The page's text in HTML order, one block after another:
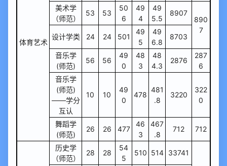
体育艺术
美术学
（师范）
53 53
50
6
49
4
49
5.5
8907
890
7
设计学类 24 24 501
49
5
49
6.8
8703
音乐学
(师范)
56 56
49
0
48
3
48
4.3
2876
287
6
音乐学
(师范)
——学分
互认
10 10
49
0
478
481
.8
3220
322
0
舞蹈学
(师范)
26 26 477
46
3
467
.8
712 712
历史学
（师范）
28 28
54
5
510 514 33741